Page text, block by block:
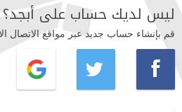
ليس لديك حساب على أبجد؟
قم بإنشاء حساب جديد عبر مواقع الاتصال